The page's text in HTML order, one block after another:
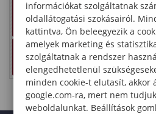
vizsgai
dőszak
Előzete
tárgyvá
lasztás
ok
vizsgai
dőszak
a
Előzete
s
tárgyvá
lasztás
ok
vizsgai
dőszak
a
Előzete
tárgyvá
lasztás
ok
vizsgaid
őszaka
Előzete
s
tárgyvál
asztás
információkat szolgáltatnak
oldallátogatási szokásairól.
kattintva, Ön beleegyezik a
amelyek marketing és
szolgáltatnak a rendszer
elengedhetetlenül
minden cookie-t elutasít, akkor
google.com-ra, mert nem
weboldalunkat. Beállítások